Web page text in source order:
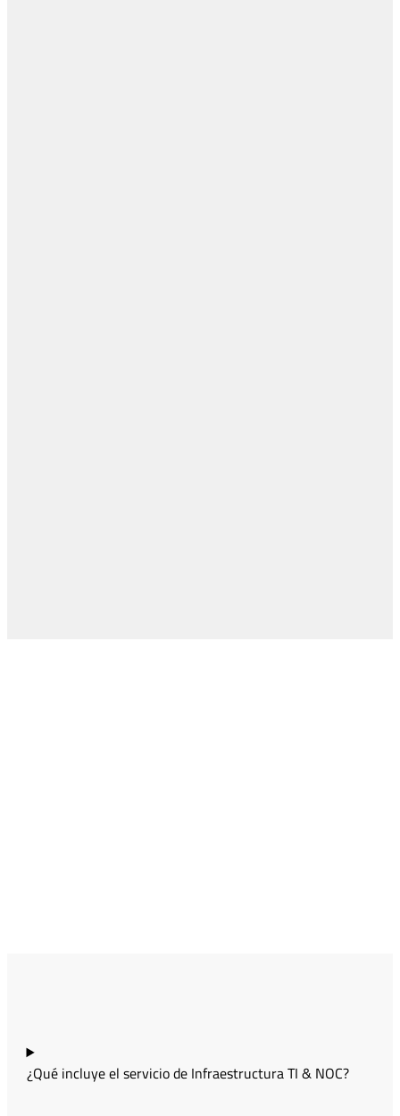
¿Qué incluye el servicio de Infraestructura TI & NOC?